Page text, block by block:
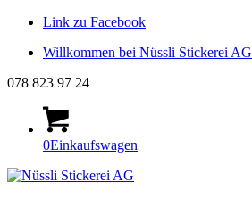
Link zu Facebook
Willkommen bei Nüssli Stickerei AG
078 823 97 24
0Einkaufswagen